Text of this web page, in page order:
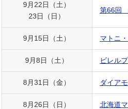
9月22日（土）
23日（日）
第66回
9月15日（土） マトニ
9月8日（土） ビレル
8月31日（金） ダイア
8月26日（日） 北海道